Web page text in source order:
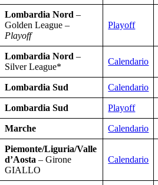
Lombardia Nord –
Golden League –
Playoff
Playoff
Lombardia Nord –
Silver League*
Calendario
Lombardia Sud Calendario
Lombardia Sud Playoff
Marche Calendario
Piemonte/Liguria/Valle
d’Aosta – Girone
GIALLO
Calendario